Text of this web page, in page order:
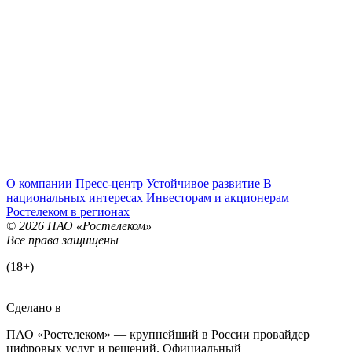
О компании Пресс-центр Устойчивое развитие В
национальных интересах Инвесторам и акционерам
Ростелеком в регионах
© 2026 ПАО «Ростелеком»
Все права защищены
(18+)
Сделано в
ПАО «Ростелеком» — крупнейший в России провайдер
цифровых услуг и решений. Официальный